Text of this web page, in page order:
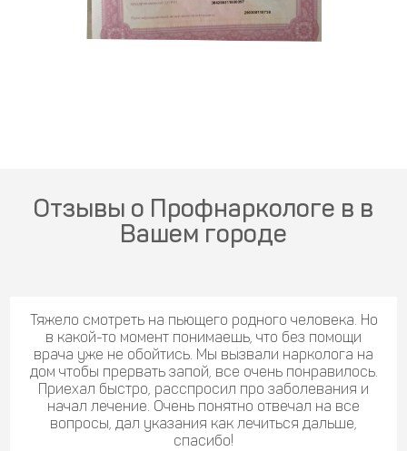
Отзывы о Профнаркологе в в
Вашем городе
Тяжело смотреть на пьющего родного человека. Но
в какой-то момент понимаешь, что без помощи
врача уже не обойтись. Мы вызвали нарколога на
дом чтобы прервать запой, все очень понравилось.
Приехал быстро, расспросил про заболевания и
начал лечение. Очень понятно отвечал на все
вопросы, дал указания как лечиться дальше,
спасибо!